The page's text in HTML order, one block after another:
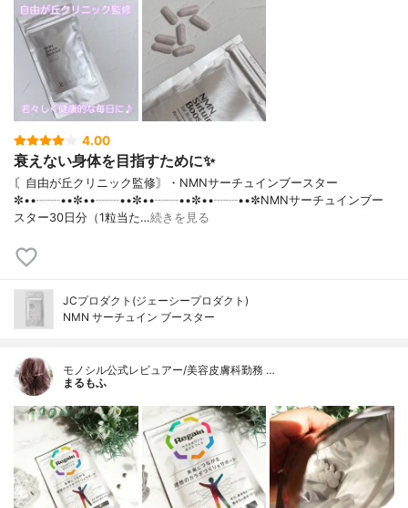
4.00
衰えない身体を目指すために✨
〘自由が丘クリニック監修〙・NMNサーチュインブースター
✼••┈┈••✼••┈┈••✼••┈┈••✼••┈┈••✼NMNサーチュインブー
スター30日分（1粒当た…続きを見る
JCプロダクト(ジェーシープロダクト)
NMN サーチュイン ブースター
モノシル公式レビュアー/美容皮膚科勤務 …
まるもふ